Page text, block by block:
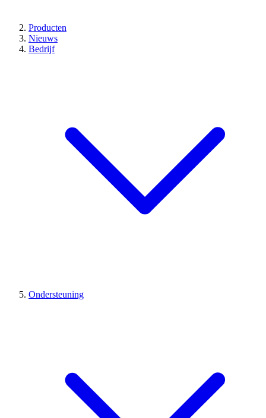
Producten
Nieuws
Bedrijf
Ondersteuning